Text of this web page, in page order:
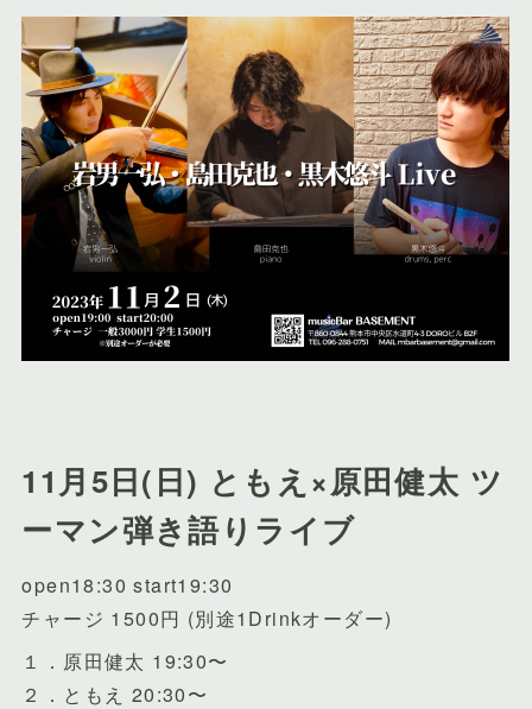
11月5日(日) ともえ×原田健太 ツ
ーマン弾き語りライブ
open18:30 start19:30
チャージ 1500円 (別途1Drinkオーダー)
１．原田健太 19:30〜
２．ともえ 20:30〜